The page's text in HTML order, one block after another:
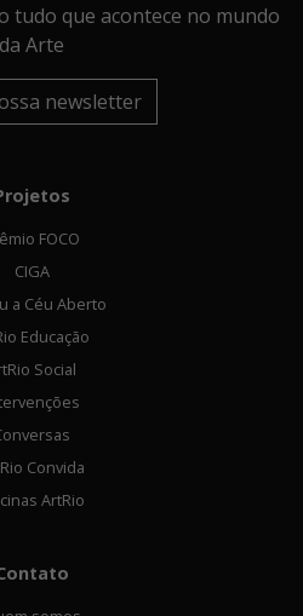
tudo que acontece no mundo
da Arte
newsletter
FOCO
CIGA
a Céu Aberto
Educação
Social
Convida
ArtRio